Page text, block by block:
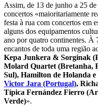
Assim, de 13 de junho a 25
concertos «maioritariamente
festa à rua com concertos em
alguns dos equipamentos
ano por quatro continentes. À
encantos de toda uma região
Kepa Junkera & Sorginak
Molard Quartet (Bretanha,
Sul), Hamilton de Holanda
Victor Jara (Portugal),
Típica Fernández Fierro
Verde)».